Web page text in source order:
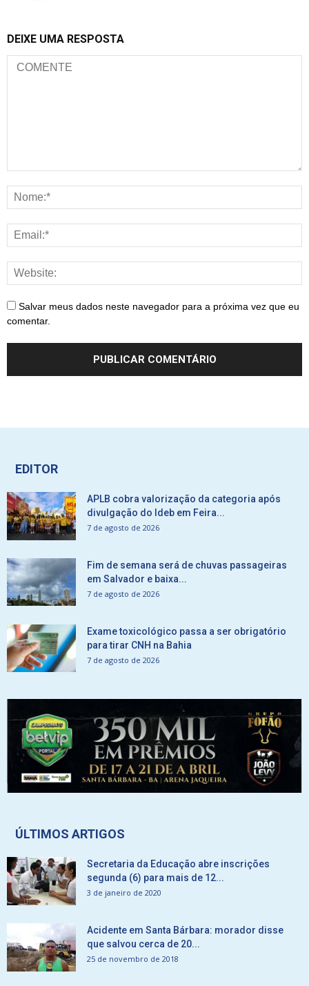
DEIXE UMA RESPOSTA
Salvar meus dados neste navegador para a próxima vez que eu
comentar.
EDITOR
APLB cobra valorização da categoria após
divulgação do Ideb em Feira...
7 de agosto de 2026
Fim de semana será de chuvas passageiras
em Salvador e baixa...
7 de agosto de 2026
Exame toxicológico passa a ser obrigatório
para tirar CNH na Bahia
7 de agosto de 2026
ÚLTIMOS ARTIGOS
Secretaria da Educação abre inscrições
segunda (6) para mais de 12...
3 de janeiro de 2020
Acidente em Santa Bárbara: morador disse
que salvou cerca de 20...
25 de novembro de 2018